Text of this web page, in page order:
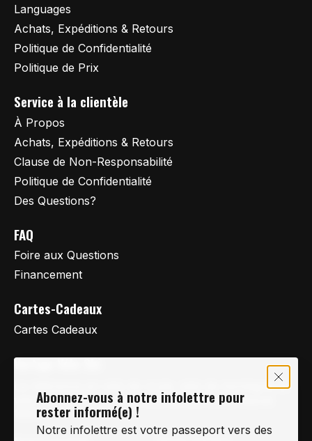
Languages
Achats, Expéditions & Retours
Politique de Confidentialité
Politique de Prix
Service à la clientèle
À Propos
Achats, Expéditions & Retours
Clause de Non-Responsabilité
Politique de Confidentialité
Des Questions?
FAQ
Foire aux Questions
Financement
Cartes-Cadeaux
Cartes Cadeaux
Vertige Vélo Ski
La référence en vélo de route, vélo de montagne et
vélo hybride sur la Rive-Sud de Montréal, depuis
1997.
Abonnez-vous à notre infolettre pour
rester informé(e) !
Notre infolettre est votre passeport vers des